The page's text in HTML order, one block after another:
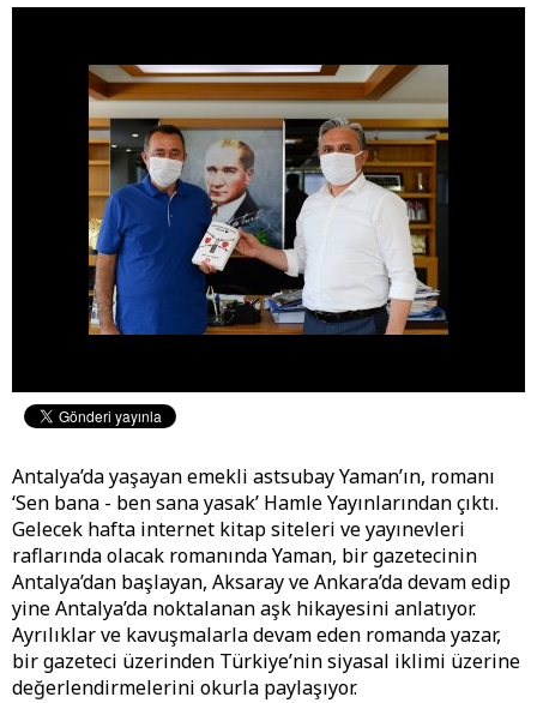
Antalya’da yaşayan emekli astsubay Yaman’ın, romanı
‘Sen bana - ben sana yasak’ Hamle Yayınlarından çıktı.
Gelecek hafta internet kitap siteleri ve yayınevleri
raflarında olacak romanında Yaman, bir gazetecinin
Antalya’dan başlayan, Aksaray ve Ankara’da devam edip
yine Antalya’da noktalanan aşk hikayesini anlatıyor.
Ayrılıklar ve kavuşmalarla devam eden romanda yazar,
bir gazeteci üzerinden Türkiye’nin siyasal iklimi üzerine
değerlendirmelerini okurla paylaşıyor.